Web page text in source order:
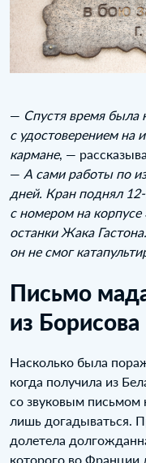
— Спустя время была
с удостоверением на
кармане, —
— А сами работы по
дней. Кран поднял
с номером на
останки Жака
он не смог
Письмо
из Борисова
Насколько была
когда получила из
со звуковым письмом
лишь догадываться.
долетела
которого во Франции